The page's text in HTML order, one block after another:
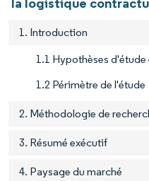
1. Introduction
1.1 Hypothèses
1.2 Périmètre de l'étude
2. Méthodologie de
3. Résumé exécutif
4. Paysage du marché